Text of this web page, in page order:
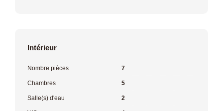
Intérieur
Nombre pièces 7
Chambres 5
Salle(s) d'eau 2